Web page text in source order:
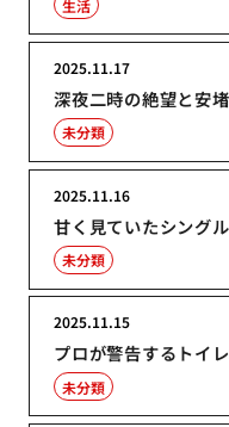
生活
深夜二時の絶望と安
2025.11.17
未分類
甘く見ていたシング
2025.11.16
未分類
プロが警告するトイ
2025.11.15
未分類